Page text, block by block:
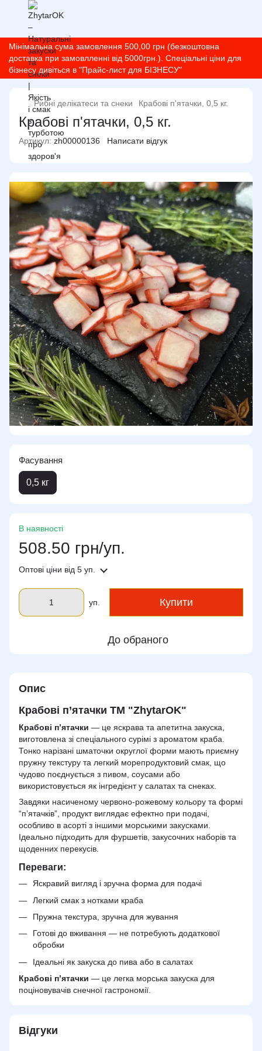
Мінімальна сума замовлення 500,00 грн (безкоштовна
доставка при замовлленні від 5000грн.). Спеціальні ціни для
бізнесу дивіться в "Прайс-лист для БІЗНЕСУ"
Рибні делікатеси та снеки Крабові п'ятачки, 0,5 кг.
Крабові п'ятачки, 0,5 кг.
Артикул: zh00000136 Написати відгук
Фасування
0,5 кг
В наявності
508.50 грн/уп.
Оптові ціни від 5 уп.
уп. Купити
До обраного
Опис
Крабові п’ятачки ТМ "ZhytarOK"
Крабові п’ятачки — це яскрава та апетитна закуска,
виготовлена зі спеціального сурімі з ароматом краба.
Тонко нарізані шматочки округлої форми мають приємну
пружну текстуру та легкий морепродуктовий смак, що
чудово поєднується з пивом, соусами або
використовується як інгредієнт у салатах та снеках.
Завдяки насиченому червоно-рожевому кольору та формі
“п’ятачків”, продукт виглядає ефектно при подачі,
особливо в асорті з іншими морськими закусками.
Ідеально підходить для фуршетів, закусочних наборів та
щоденних перекусів.
Переваги:
Яскравий вигляд і зручна форма для подачі
Легкий смак з нотками краба
Пружна текстура, зручна для жування
Готові до вживання — не потребують додаткової
обробки
Ідеальні як закуска до пива або в салатах
Крабові п’ятачки — це легка морська закуска для
поціновувачів снечної гастрономії.
Відгуки